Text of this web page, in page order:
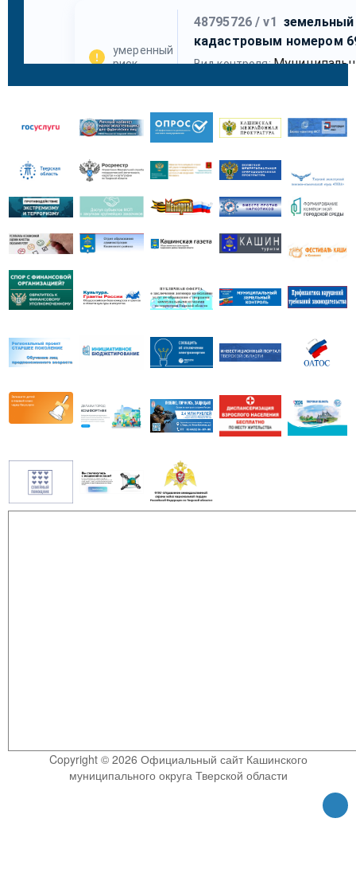
Copyright © 2026 Официальный сайт Кашинского
муниципального округа Тверской области